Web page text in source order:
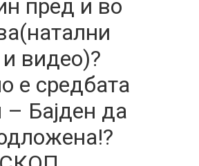
пред и во
видео)?
е средбата
– Бајден да